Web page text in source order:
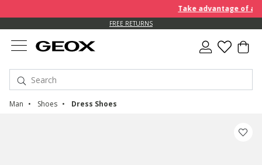
Take advantage of an
FREE RETURNS
Man Shoes Dress Shoes